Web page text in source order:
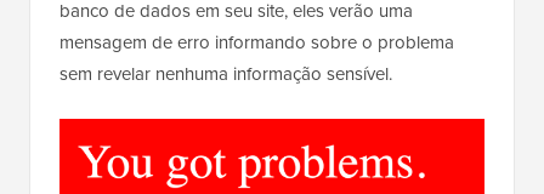
banco de dados em seu site, eles verão uma
mensagem de erro informando sobre o problema
sem revelar nenhuma informação sensível.